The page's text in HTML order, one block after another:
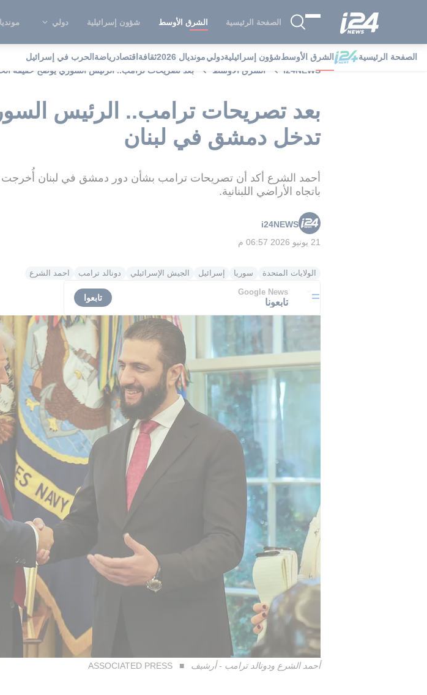
الصفحة الرئيسية الشرق الأوسط شؤون إسرائيلية دولي مونديال
الصفحة الرئيسية الشرق الأوسطشؤون إسرائيليةدوليمونديال 2026 ثقافة اقتصادرياضة الحرب في إسرائيل
i24NEWS
الشرق الأوسط بعد تصريحات ترامب.. الرئيس السوري يوضح حقيقة
بعد تصريحات ترامب.. الرئيس
تدخل دمشق في لبنان
أحمد الشرع أكد أن تصريحات ترامب بشأن دور دمشق في لبنان
باتجاه الأراضي اللبنانية.
i24NEWS
21 يونيو 2026 06:57 م
الولايات المتحدة سوريا إسرائيل الجيش الإسرائيلي دونالد ترامب احمد الشرع
Google News
تابعونا تابعوا
أحمد الشرع ودونالد ترامب - أرشيف ASSOCIATED PRESS